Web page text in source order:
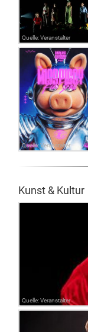
Quelle: Veranstalter
Quelle: Veranstalter
Kunst & Kultur
Quelle: Veranstalter